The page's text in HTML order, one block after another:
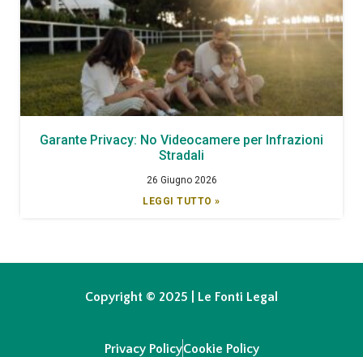
Garante Privacy: No Videocamere per Infrazioni
Stradali
26 Giugno 2026
LEGGI TUTTO »
Copyright © 2025 | Le Fonti Legal
Privacy PolicyCookie Policy